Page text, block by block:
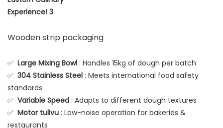
Wooden strip packaging
✅ Large Mixing Bowl : Handles 15kg of dough per batch
✅ 304 Stainless Steel : Meets international food safety
standards
✅ Variable Speed : Adapts to different dough textures
✅ Motor tulivu : Low-noise operation for bakeries &
restaurants